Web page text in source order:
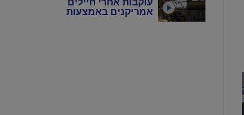
עוקבות אחרי חיילים
אמריקנים באמצעות